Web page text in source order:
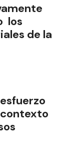
los
de la
contexto